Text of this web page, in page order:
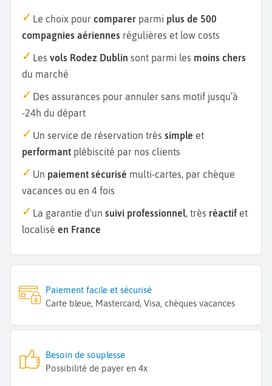
Le choix pour comparer parmi plus de 500
compagnies aériennes régulières et low costs
Les vols Rodez Dublin sont parmi les moins chers
du marché
Des assurances pour annuler sans motif jusqu’à
-24h du départ
Un service de réservation très simple et
performant plébiscité par nos clients
Un paiement sécurisé multi-cartes, par chèque
vacances ou en 4 fois
La garantie d'un suivi professionnel, très réactif et
localisé en France
Paiement facile et sécurisé
Carte bleue, Mastercard, Visa, chèques vacances
Besoin de souplesse
Possibilité de payer en 4x